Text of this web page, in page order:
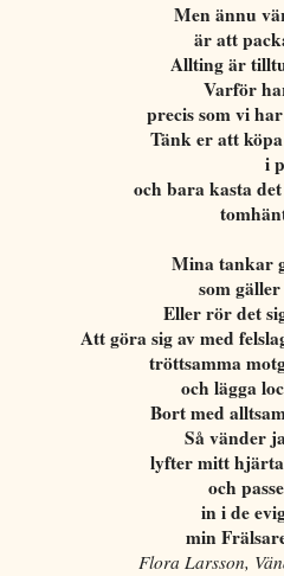
Men ännu
är att
Allting är
Varför
precis som vi
Tänk er att
i
och bara kasta
Mina tankar
som
Eller rör det
Att göra sig av med
tröttsamma
och lägga
Bort med
Så vänder
lyfter mitt hjärta
och
in i de
min
Flora Larsson,